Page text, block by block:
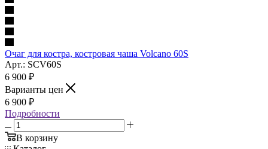
Очаг для костра, костровая чаша Volcano 60S
Арт.: SCV60S
6 900 ₽
Варианты цен
6 900 ₽
Подробности
В корзину